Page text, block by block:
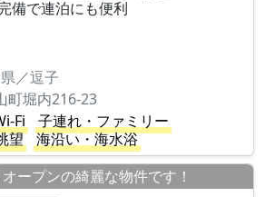
備で連泊にも便利
／逗子
町堀内216-23
Fi
子連れ・ファミリー
望
海沿い・海水浴
ープンの綺麗な物件です！